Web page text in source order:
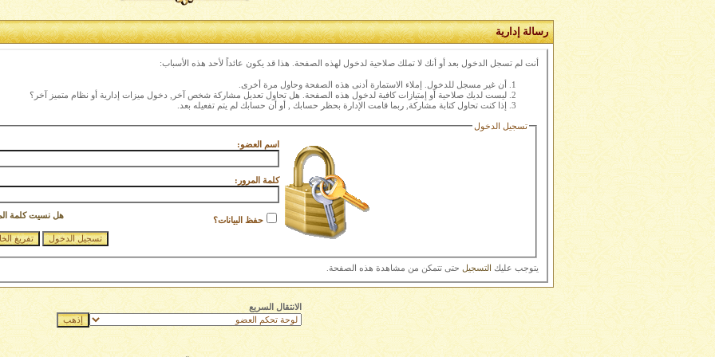
رسالة إدارية
أنت لم تسجل الدخول بعد أو أنك لا تملك صلاحية لدخول لهذه الصفحة. هذا قد يكون عائداً لأحد هذه الأسباب:
أن غير مسجل للدخول. إملاء الاستمارة أدنى هذه الصفحة وحاول مرة أخرى.
ليست لديك صلاحية أو إمتيازات كافية لدخول هذه الصفحة. هل تحاول تعديل مشاركة شخص آخر, دخول ميزات إدارية أو نظام متميز آخر؟
إذا كنت تحاول كتابة مشاركة, ربما قامت الإدارة بحظر حسابك , أو أن حسابك لم يتم تفعيله بعد.
تسجيل الدخول
اسم العضو:
كلمة المرور:
هل نسيت كلمة حفظ البيانات؟
يتوجب عليك التسجيل حتى تتمكن من مشاهدة هذه الصفحة.
الانتقال السريع